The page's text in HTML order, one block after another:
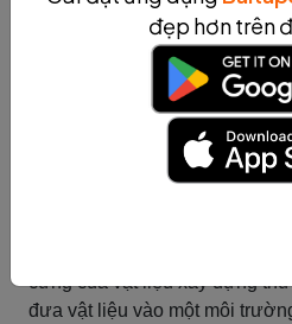
khi nó bị phá vỡ.
Từ khóa: Độ bền, vật liệu xây
lường, yếu tố bên ngoài.
Độ cứng của vật
liệu xây dựng. Độ cứng được
ép mà không bị thay đổi hình
cứng của vật liệu xây dựng
đưa vật liệu vào một môi
đẹp hơn trên